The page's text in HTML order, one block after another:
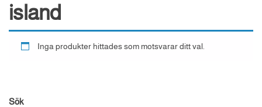
island
Inga produkter hittades som motsvarar ditt val.
Sök